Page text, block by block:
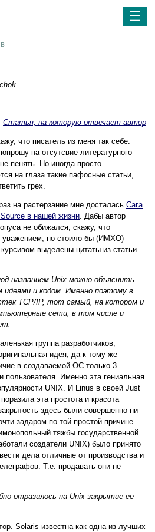
☰
Статья, на которую отвечает автор
что писатель из меня так себе.
на отсутсвие литературного
пенять. Но иногда просто
на глаза такие пафосные статьи,
грех.
на растерзание мне досталась Сага
в нашей жизни. Дабы автор
не обижался, скажу, что
уважением, но стоило бы (ИМХО)
выделены цитаты из статьи
названием Unix можно объяснить
и кодом. Именно поэтому в
TCP/IP, тот самый, на котором и
сети, в том числе и
группа разработчиков,
идея, да к тому же
в создаваемой ОС только 3
пользователя. Именно эта гениальная
UNIX. И Linus в своей Just
эта простота и красота
здесь были совершенно ни
задаром по той простой причине
тяжбы государственной
создатели UNIX) было принято
дела отличные от производства и
Т.е. продавать они не
отразилось на Unix закрытие ее
Solaris известна как одна из лучших